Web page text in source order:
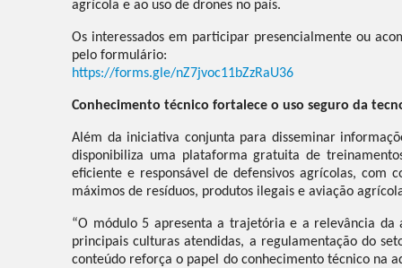
agrícola e ao uso de drones no país.
Os interessados em participar presencialmente ou
pelo formulário:
https://forms.gle/nZ7jvoc11bZzRaU36
Conhecimento técnico fortalece o uso seguro da
Além da iniciativa conjunta para disseminar
disponibiliza uma plataforma gratuita de
eficiente e responsável de defensivos agrícolas, com
máximos de resíduos, produtos ilegais e aviação
“O módulo 5 apresenta a trajetória e a relevância da
principais culturas atendidas, a regulamentação do
conteúdo reforça o papel do conhecimento técnico na